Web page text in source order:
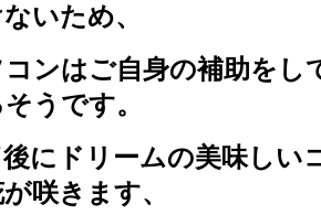
いため、
ンはご自身の補助をし
うです。
にドリームの美味しい
咲きます、